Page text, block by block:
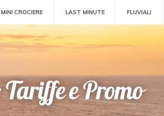
MINI CROCIERE LAST MINUTE FLUVIALI
e Promo